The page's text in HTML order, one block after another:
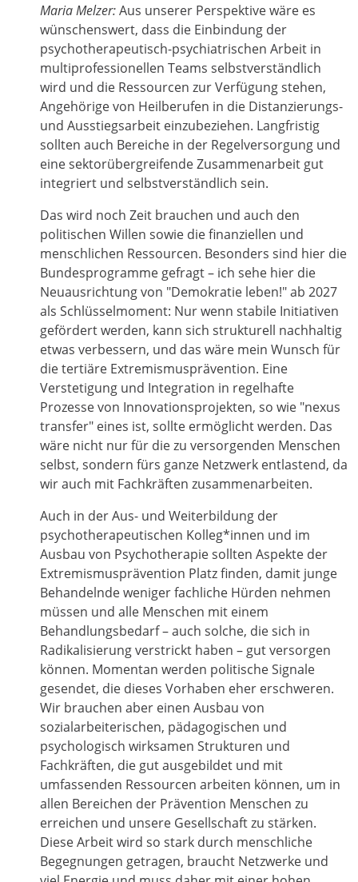
Maria Melzer:Aus unserer Perspektive wäre es
wünschenswert, dass die Einbindung der
psychotherapeutisch-psychiatrischen Arbeit in
multiprofessionellen Teams selbstverständlich
wird und die Ressourcen zur Verfügung stehen,
Angehörige von Heilberufen in die Distanzierungs-
und Ausstiegsarbeit einzubeziehen. Langfristig
sollten auch Bereiche in der Regelversorgung und
eine sektorübergreifende Zusammenarbeit gut
integriert und selbstverständlich sein.
Das wird noch Zeit brauchen und auch den
politischen Willen sowie die finanziellen und
menschlichen Ressourcen. Besonders sind hier die
Bundesprogramme gefragt – ich sehe hier die
Neuausrichtung von "Demokratie leben!" ab 2027
als Schlüsselmoment: Nur wenn stabile Initiativen
gefördert werden, kann sich strukturell nachhaltig
etwas verbessern, und das wäre mein Wunsch für
die tertiäre Extremismusprävention. Eine
Verstetigung und Integration in regelhafte
Prozesse von Innovationsprojekten, so wie "nexus
transfer" eines ist, sollte ermöglicht werden. Das
wäre nicht nur für die zu versorgenden Menschen
selbst, sondern fürs ganze Netzwerk entlastend, da
wir auch mit Fachkräften zusammenarbeiten.
Auch in der Aus- und Weiterbildung der
psychotherapeutischen Kolleg*innen und im
Ausbau von Psychotherapie sollten Aspekte der
Extremismusprävention Platz finden, damit junge
Behandelnde weniger fachliche Hürden nehmen
müssen und alle Menschen mit einem
Behandlungsbedarf – auch solche, die sich in
Radikalisierung verstrickt haben – gut versorgen
können. Momentan werden politische Signale
gesendet, die dieses Vorhaben eher erschweren.
Wir brauchen aber einen Ausbau von
sozialarbeiterischen, pädagogischen und
psychologisch wirksamen Strukturen und
Fachkräften, die gut ausgebildet und mit
umfassenden Ressourcen arbeiten können, um in
allen Bereichen der Prävention Menschen zu
erreichen und unsere Gesellschaft zu stärken.
Diese Arbeit wird so stark durch menschliche
Begegnungen getragen, braucht Netzwerke und